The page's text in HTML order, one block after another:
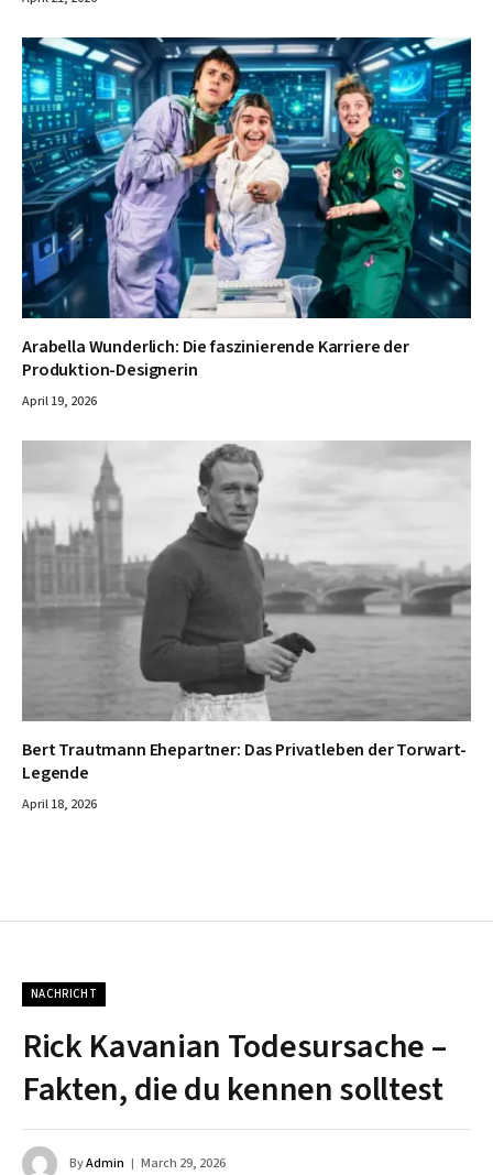
Arabella Wunderlich: Die faszinierende Karriere der
Produktion-Designerin
April 19, 2026
Bert Trautmann Ehepartner: Das Privatleben der Torwart-
Legende
April 18, 2026
NACHRICHT
Rick Kavanian Todesursache –
Fakten, die du kennen solltest
ByAdmin March 29, 2026